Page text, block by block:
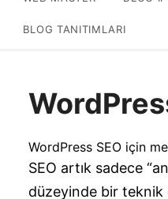
BLOG TANITIMLARI
WordPress SEO için
SEO artık sadece
düzeyinde bir teknik